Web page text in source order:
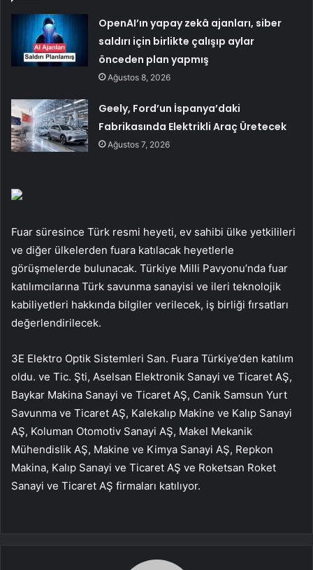
OpenAI’ın yapay zekâ ajanları, siber
saldırı için birlikte çalışıp aylar
önceden plan yapmış
Ağustos 8, 2026
Geely, Ford’un İspanya’daki
Fabrikasında Elektrikli Araç Üretecek
Ağustos 7, 2026
Fuar süresince Türk resmi heyeti, ev sahibi ülke yetkilileri
ve diğer ülkelerden fuara katılacak heyetlerle
görüşmelerde bulunacak. Türkiye Milli Pavyonu’nda fuar
katılımcılarına Türk savunma sanayisi ve ileri teknolojik
kabiliyetleri hakkında bilgiler verilecek, iş birliği fırsatları
değerlendirilecek.
3E Elektro Optik Sistemleri San. Fuara Türkiye’den katılım
oldu. ve Tic. Şti, Aselsan Elektronik Sanayi ve Ticaret AŞ,
Baykar Makina Sanayi ve Ticaret AŞ, Canik Samsun Yurt
Savunma ve Ticaret AŞ, Kalekalıp Makine ve Kalıp Sanayi
AŞ, Koluman Otomotiv Sanayi AŞ, Makel Mekanik
Mühendislik AŞ, Makine ve Kimya Sanayi AŞ, Repkon
Makina, Kalıp Sanayi ve Ticaret AŞ ve Roketsan Roket
Sanayi ve Ticaret AŞ firmaları katılıyor.